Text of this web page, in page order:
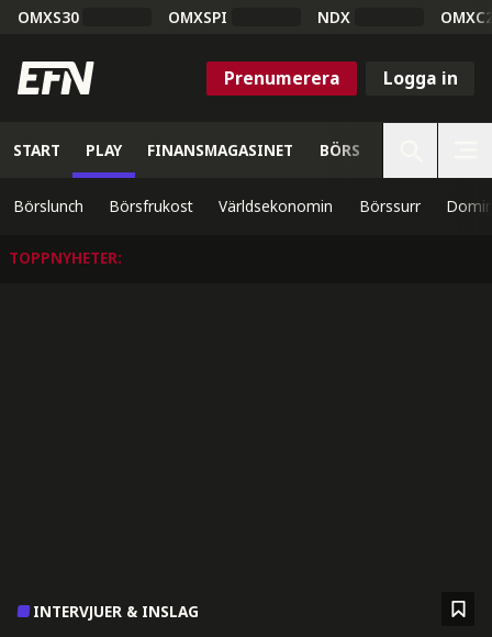
OMXS30 OMXSPI NDX
Prenumerera Logga in
START PLAY FINANSMAGASINET BÖRS
Börslunch Börsfrukost Världsekonomin Börssurr
TOPPNYHETER:
INTERVJUER & INSLAG